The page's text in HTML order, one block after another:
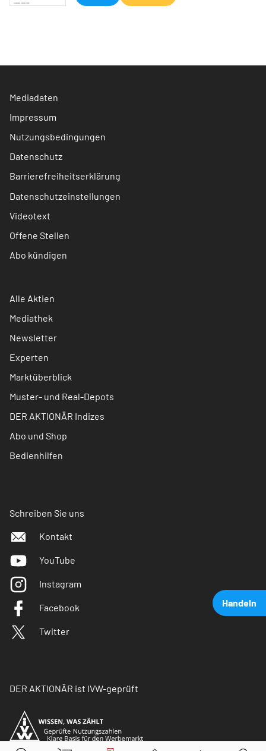
Handeln
Mediadaten
Impressum
Nutzungsbedingungen
Datenschutz
Barrierefreiheitserklärung
Datenschutzeinstellungen
Videotext
Offene Stellen
Abo kündigen
Alle Aktien
Mediathek
Newsletter
Experten
Marktüberblick
Muster- und Real-Depots
DER AKTIONÄR Indizes
Abo und Shop
Bedienhilfen
Schreiben Sie uns
Kontakt
YouTube
Instagram
Facebook
Twitter
DER AKTIONÄR ist IVW-geprüft